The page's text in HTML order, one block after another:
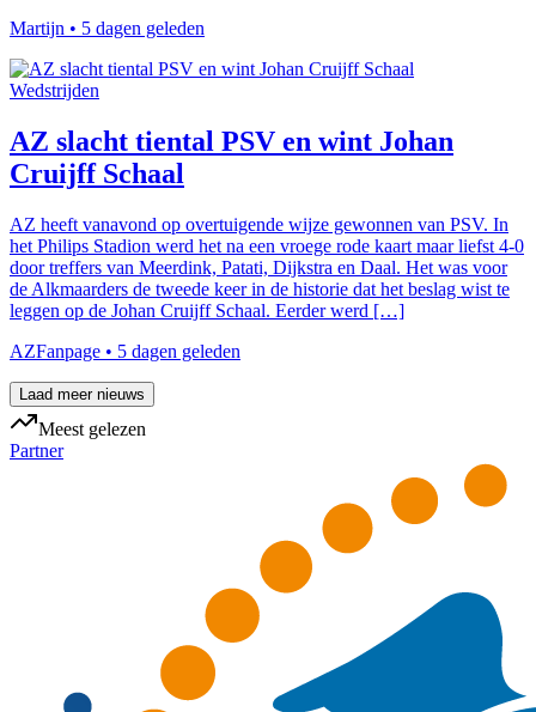
Martijn • 5 dagen geleden
Wedstrijden
AZ slacht tiental PSV en wint Johan
Cruijff Schaal
AZ heeft vanavond op overtuigende wijze gewonnen van PSV. In
het Philips Stadion werd het na een vroege rode kaart maar liefst 4-0
door treffers van Meerdink, Patati, Dijkstra en Daal. Het was voor
de Alkmaarders de tweede keer in de historie dat het beslag wist te
leggen op de Johan Cruijff Schaal. Eerder werd […]
AZFanpage • 5 dagen geleden
Laad meer nieuws
Meest gelezen
Partner